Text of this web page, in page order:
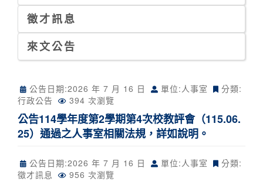
徵才訊息
來文公告
公告日期:2026 年 7 月 16 日 單位:人事室
分類:
行政公告
394 次瀏覽
公告114學年度第2學期第4次校教評會（115.06.
25）通過之人事室相關法規，詳如說明。
公告日期:2026 年 7 月 16 日 單位:人事室
分類:
徵才訊息
956 次瀏覽